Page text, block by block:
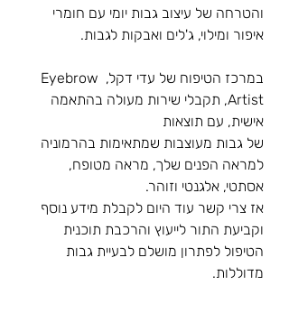
והטרחה של עיצוב גבות יומי עם חומרי
איפור ומילוי, ג'לים ואבקות לגבות.
במרכז הטיפוח של עדי דקל, Eyebrow
Artist, תקבלי שירות מעולה בהתאמה
אישית, עם תוצאות
של גבות מעוצבות שמתאימות בהרמוניה
למראה הפנים שלך, מראה מטופח,
אסתטי, אלגנטי וזוהר.
אז צרי קשר עוד היום לקבלת מידע נוסף
וקביעת התור לייעוץ והרכבת תוכנית
הטיפול לפתרון מושלם לבעיית גבות
מדוללות.